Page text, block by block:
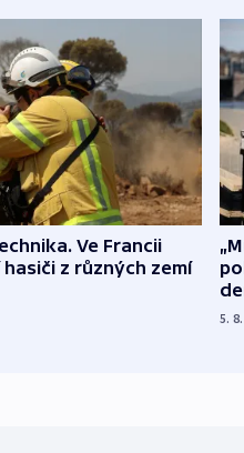
Ve Francii
z různých zemí
5.